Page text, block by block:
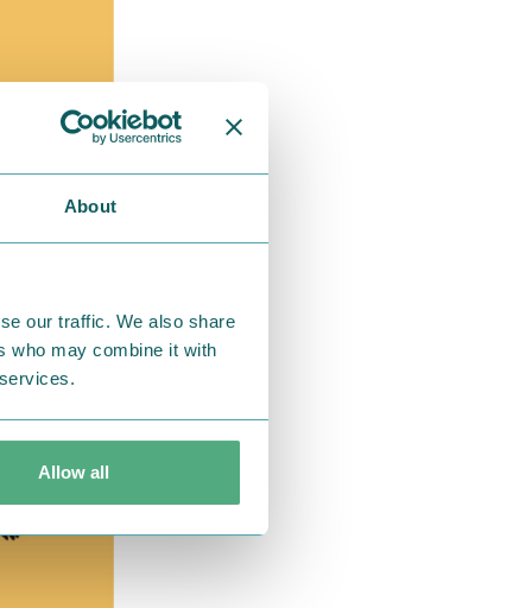
About
our traffic. We also share
who may combine it with
Allow all